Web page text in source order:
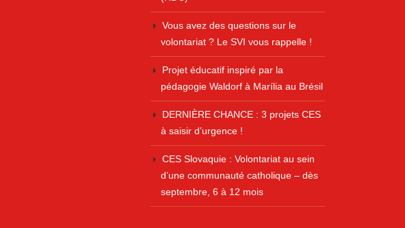
Vous avez des questions sur le
volontariat ? Le SVI vous rappelle !
Projet éducatif inspiré par la
pédagogie Waldorf à Marília au Brésil
DERNIÈRE CHANCE : 3 projets CES
à saisir d’urgence !
CES Slovaquie : Volontariat au sein
d’une communauté catholique – dès
septembre, 6 à 12 mois